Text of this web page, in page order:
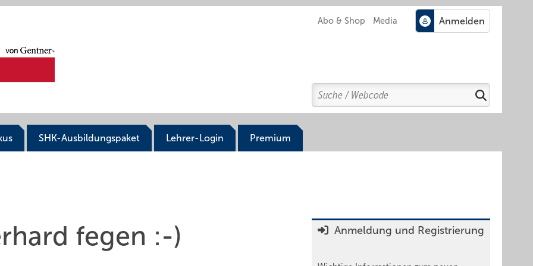
Abo & Shop Media
Search
Suchen
SHK-Ausbildungspaket Lehrer-Login Premium
fegen :-) Anmeldung und Registrierung